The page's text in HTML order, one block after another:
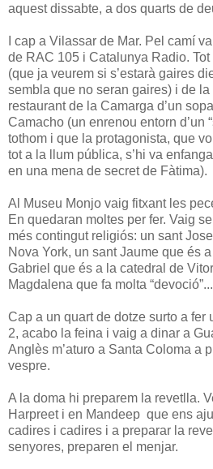
aquest dissabte, a dos quarts de
I cap a Vilassar de Mar. Pel camí
de RAC 105 i Catalunya Radio.
(que ja veurem si s’estarà gaires
sembla que no seran gaires) i de la
restaurant de la Camarga d’un
Camacho (un enrenou entorn d’un
tothom i que la protagonista, que
tot a la llum pública, s’hi va
en una mena de secret de Fàtima).
Al Museu Monjo vaig fitxant les
En quedaran moltes per fer. Vaig
més contingut religiós: un sant
Nova York, un sant Jaume que és
Gabriel que és a la catedral de
Magdalena que fa molta “devoció”...
Cap a un quart de dotze surto a fer
2, acabo la feina i vaig a dinar a
Anglès m’aturo a Santa Coloma a
vespre.
A la doma hi preparem la revetlla.
Harpreet i en Mandeep que ens
cadires i cadires i a preparar la
senyores, preparen el menjar.